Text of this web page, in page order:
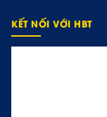
KẾT NỐI VỚI HBT